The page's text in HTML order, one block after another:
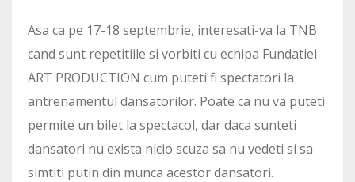
Asa ca pe 17-18 septembrie, interesati-va la TNB
cand sunt repetitiile si vorbiti cu echipa Fundatiei
ART PRODUCTION cum puteti fi spectatori la
antrenamentul dansatorilor. Poate ca nu va puteti
permite un bilet la spectacol, dar daca sunteti
dansatori nu exista nicio scuza sa nu vedeti si sa
simtiti putin din munca acestor dansatori.